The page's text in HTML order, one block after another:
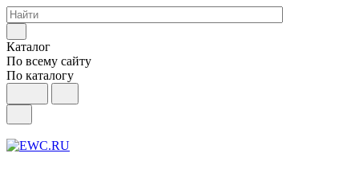
Каталог
По всему сайту
По каталогу